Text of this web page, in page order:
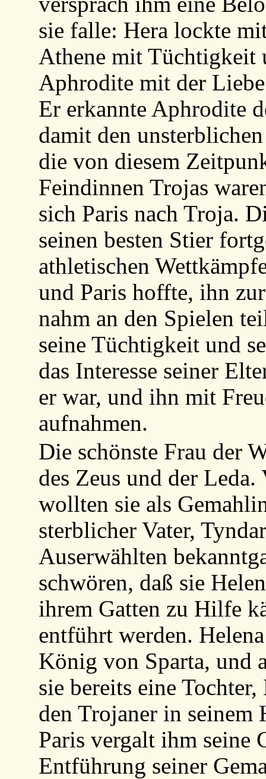
sie falle: Hera lockte
Athene mit Tüchtigkeit
Aphrodite mit der
Er erkannte Aphrodite
damit den
die von diesem
Feindinnen Trojas
sich Paris nach Troja.
seinen besten Stier
athletischen
und Paris hoffte, ihn
nahm an den Spielen
seine Tüchtigkeit und
das Interesse seiner
er war, und ihn mit
aufnahmen.
Die schönste Frau der
des Zeus und der
wollten sie als
sterblicher Vater,
Auserwählten
schwören, daß sie
ihrem Gatten zu Hilfe
entführt werden.
König von Sparta, und
sie bereits eine
den Trojaner in
Paris vergalt ihm seine
Entführung seiner